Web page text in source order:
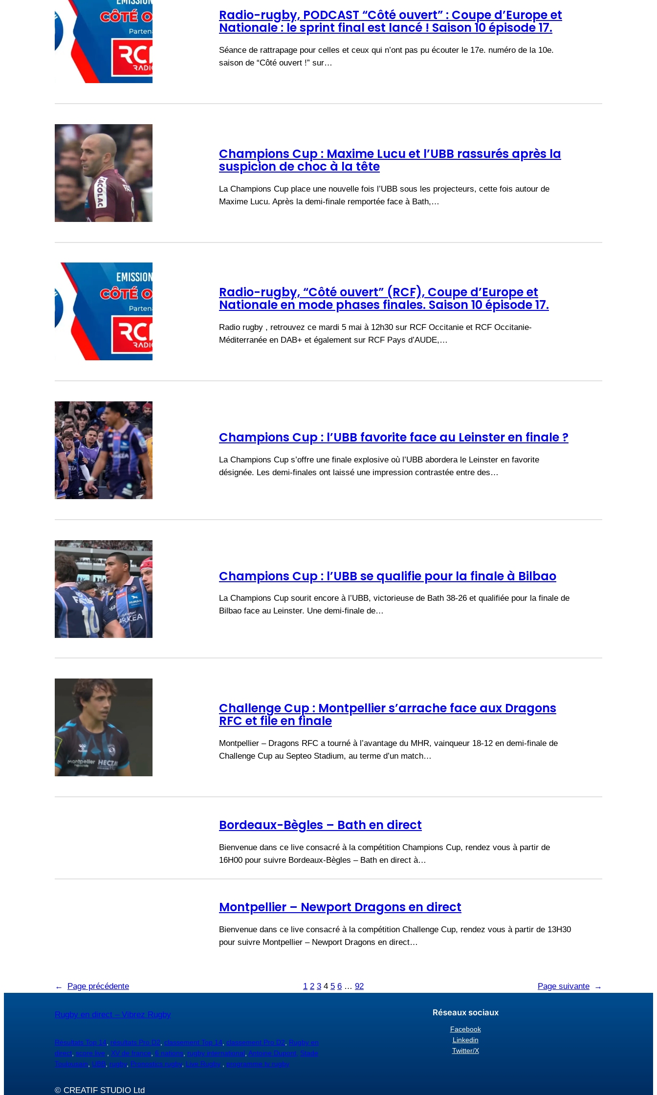
Radio-rugby, PODCAST “Côté ouvert” : Coupe d’Europe et
Nationale : le sprint final est lancé ! Saison 10 épisode 17.
Séance de rattrapage pour celles et ceux qui n’ont pas pu écouter le 17e. numéro de la 10e.
saison de “Côté ouvert !” sur…
Champions Cup : Maxime Lucu et l’UBB rassurés après la
suspicion de choc à la tête
La Champions Cup place une nouvelle fois l’UBB sous les projecteurs, cette fois autour de
Maxime Lucu. Après la demi-finale remportée face à Bath,…
Radio-rugby, “Côté ouvert” (RCF), Coupe d’Europe et
Nationale en mode phases finales. Saison 10 épisode 17.
Radio rugby , retrouvez ce mardi 5 mai à 12h30 sur RCF Occitanie et RCF Occitanie-
Méditerranée en DAB+ et également sur RCF Pays d’AUDE,…
Champions Cup : l’UBB favorite face au Leinster en finale ?
La Champions Cup s’offre une finale explosive où l’UBB abordera le Leinster en favorite
désignée. Les demi-finales ont laissé une impression contrastée entre des…
Champions Cup : l’UBB se qualifie pour la finale à Bilbao
La Champions Cup sourit encore à l’UBB, victorieuse de Bath 38-26 et qualifiée pour la finale de
Bilbao face au Leinster. Une demi-finale de…
Challenge Cup : Montpellier s’arrache face aux Dragons
RFC et file en finale
Montpellier – Dragons RFC a tourné à l’avantage du MHR, vainqueur 18-12 en demi-finale de
Challenge Cup au Septeo Stadium, au terme d’un match…
Bordeaux-Bègles – Bath en direct
Bienvenue dans ce live consacré à la compétition Champions Cup, rendez vous à partir de
16H00 pour suivre Bordeaux-Bègles – Bath en direct à…
Montpellier – Newport Dragons en direct
Bienvenue dans ce live consacré à la compétition Challenge Cup, rendez vous à partir de 13H30
pour suivre Montpellier – Newport Dragons en direct…
← Page précédente 1 2 3 4 5 6 … 92 Page suivante →
Rugby en direct – Vibrez Rugby
Résultats Top 14 résultats Pro D2 classement Top 14 classement Pro D2
Rugby en
direct score live XV de france 6 nations rugby international Antoine Dupont, Stade
Toulousain
UBB rugby, Pronostics rugby, Live Rugby programme tv rugby
© CREATIF STUDIO Ltd
Réseaux sociaux
Facebook
Linkedin
Twitter/X